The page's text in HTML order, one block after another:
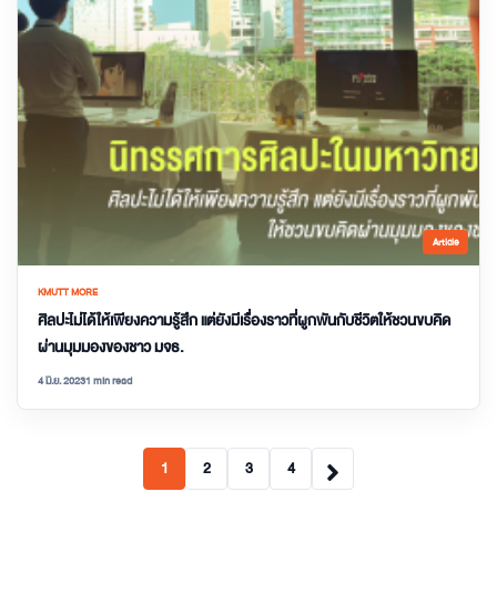
Article
KMUTT MORE
ศิลปะไม่ได้ให้เพียงความรู้สึก แต่ยังมีเรื่องราวที่ผูกพันกับชีวิตให้ชวนขบคิด
ผ่านมุมมองของชาว มจธ.
4 มิ.ย. 20231 min read
1 2 3 4